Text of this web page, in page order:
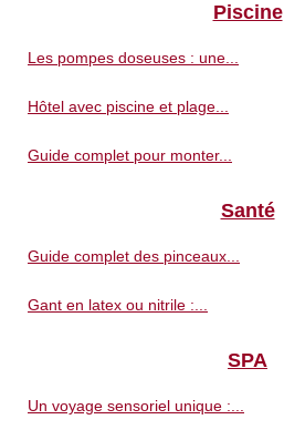
Piscine
Les pompes doseuses : une...
Hôtel avec piscine et plage...
Guide complet pour monter...
Santé
Guide complet des pinceaux...
Gant en latex ou nitrile :...
SPA
Un voyage sensoriel unique :...